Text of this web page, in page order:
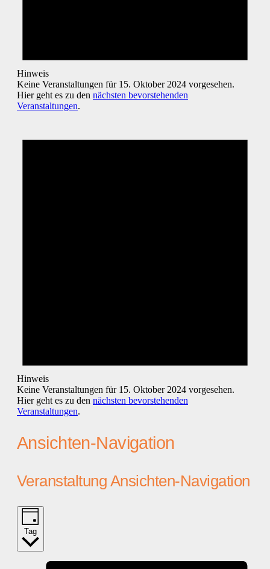
Hinweis
Keine Veranstaltungen für 15. Oktober 2024 vorgesehen.
Hier geht es zu den nächsten bevorstehenden
Veranstaltungen.
Hinweis
Keine Veranstaltungen für 15. Oktober 2024 vorgesehen.
Hier geht es zu den nächsten bevorstehenden
Veranstaltungen.
Ansichten-Navigation
Veranstaltung Ansichten-Navigation
Tag